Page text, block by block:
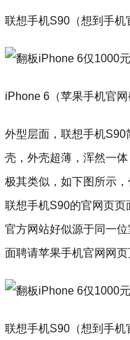
联想手机S90（想到手机
iPhone 6（苹果手机官网
外型层面，联想手机
壳，外壳超薄，浑然一
极其类似，如下图所示
联想手机S90的官网页
官方网站好似源于同一
面聘请苹果手机官网网
联想手机S90（想到手机